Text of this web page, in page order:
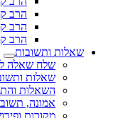
הרב
הרב
הרב
שאלות ותשובות
שלח שאלה
שאלות
השאלות
אמונה,
מקורות